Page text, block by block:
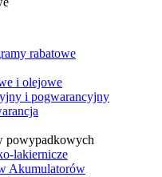
rabatowe
i olejowe
i pogwarancyjny
powypadkowych
lakiernicze
Akumulatorów